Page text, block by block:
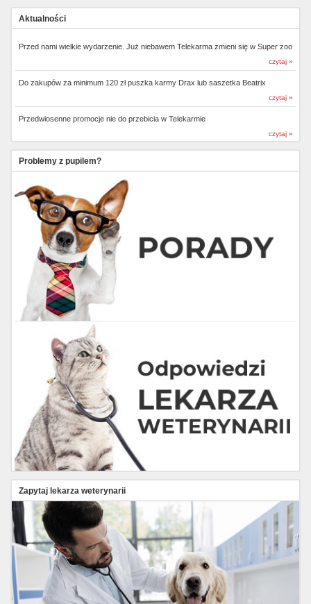
Aktualności
Przed nami wielkie wydarzenie. Już niebawem Telekarma zmieni się w Super zoo
czytaj »
Do zakupów za minimum 120 zł puszka karmy Drax lub saszetka Beatrix
czytaj »
Przedwiosenne promocje nie do przebicia w Telekarmie
czytaj »
Problemy z pupilem?
Zapytaj lekarza weterynarii